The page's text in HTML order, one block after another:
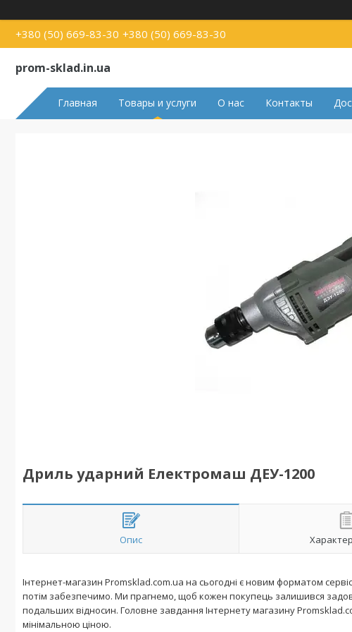
+380 (50) 669-83-30 +380 (50) 669-83-30
prom-sklad.in.ua
Главная Товары и услуги О нас Контакты
Дриль ударний Електромаш ДЕУ-1200
Опис
Інтернет-магазин Promsklad.com.ua на сьогодні є новим форматом
потім забезпечимо. Ми прагнемо, щоб кожен покупець залишився
подальших відносин. Головне завдання Інтернету магазину
мінімальною ціною.